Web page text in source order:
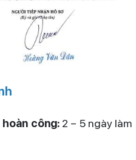
công:2 – 5 ngày làm